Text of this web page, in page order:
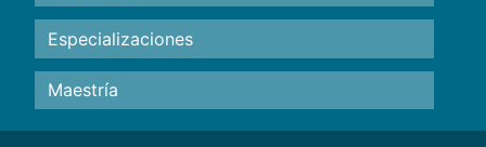
Especializaciones
Maestría